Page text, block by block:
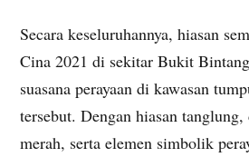
Secara keseluruhannya, hiasan
Cina 2021 di sekitar Bukit
suasana perayaan di kawasan
tersebut. Dengan hiasan
merah, serta elemen simbolik